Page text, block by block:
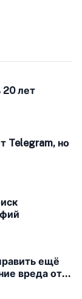
20 лет
Telegram, но
ещё
вреда от